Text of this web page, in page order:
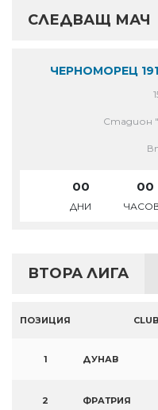
СЛЕДВАЩ МАЧ
ЧЕРНОМОРЕЦ
Стадион
00
ДНИ
00
ВТОРА ЛИГА
ПОЗИЦИЯ CLUB
1 ДУНАВ
2 ФРАТРИЯ